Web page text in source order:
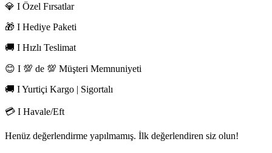
💎 I Özel Fırsatlar
🎁 I Hediye Paketi
🚚 I Hızlı Teslimat
😊 I 💯 de 💯 Müşteri Memnuniyeti
🚚 I Yurtiçi Kargo | Sigortalı
💳 I Havale/Eft
Henüz değerlendirme yapılmamış. İlk değerlendiren siz olun!